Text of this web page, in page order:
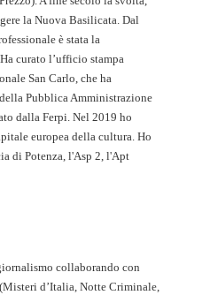
la Nuova Basilicata. Dal
è stata la
curato l’ufficio stampa
San Carlo, che ha
Pubblica Amministrazione
dalla Ferpi. Nel 2019 ho
europea della cultura. Ho
di Potenza, l'Asp 2, l'Apt
collaborando con
d’Italia, Notte Criminale,